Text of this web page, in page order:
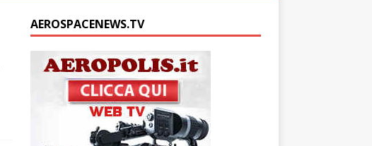
AEROSPACENEWS.TV